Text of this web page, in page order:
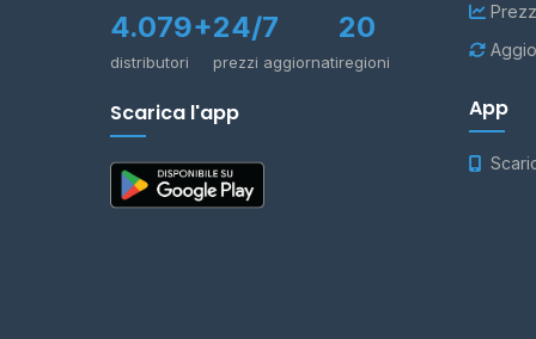
4.079+
distributori
24/7
prezzi aggiornati
20
regioni
Scarica l'app App